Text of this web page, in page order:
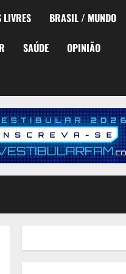
LIVRES BRASIL / MUNDO
SAÚDE OPINIÃO